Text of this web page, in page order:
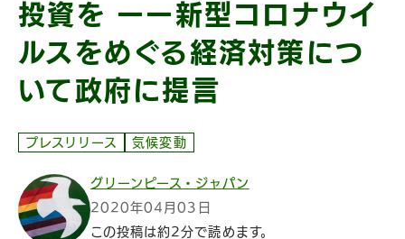
投資を ーー新型コロナウイ
ルスをめぐる経済対策につ
いて政府に提言
プレスリリース 気候変動
グリーンピース・ジャパン
2020年04月03日
この投稿は約2分で読めます。